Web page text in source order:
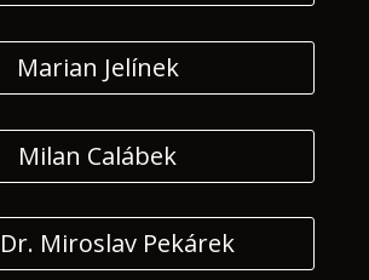
Marian Jelínek
Milan Calábek
Miroslav Pekárek